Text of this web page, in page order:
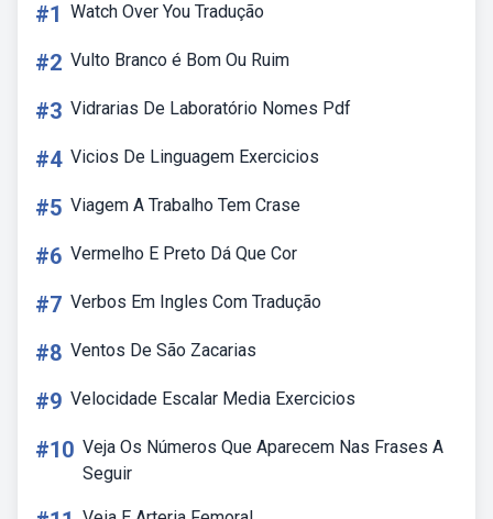
#1 Watch Over You Tradução
#2 Vulto Branco é Bom Ou Ruim
#3 Vidrarias De Laboratório Nomes Pdf
#4 Vicios De Linguagem Exercicios
#5 Viagem A Trabalho Tem Crase
#6 Vermelho E Preto Dá Que Cor
#7 Verbos Em Ingles Com Tradução
#8 Ventos De São Zacarias
#9 Velocidade Escalar Media Exercicios
#10 Veja Os Números Que Aparecem Nas Frases A
Seguir